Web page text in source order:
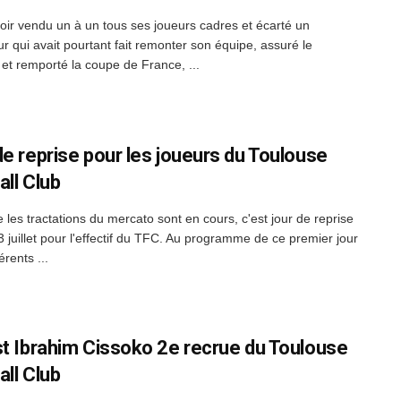
vendu un à un tous ses joueurs cadres et écarté un
qui avait pourtant fait remonter son équipe, assuré le
remporté la coupe de France, ...
reprise pour les joueurs du Toulouse
Club
les tractations du mercato sont en cours, c'est jour de reprise
juillet pour l'effectif du TFC. Au programme de ce premier jour
...
Ibrahim Cissoko 2e recrue du Toulouse
Club